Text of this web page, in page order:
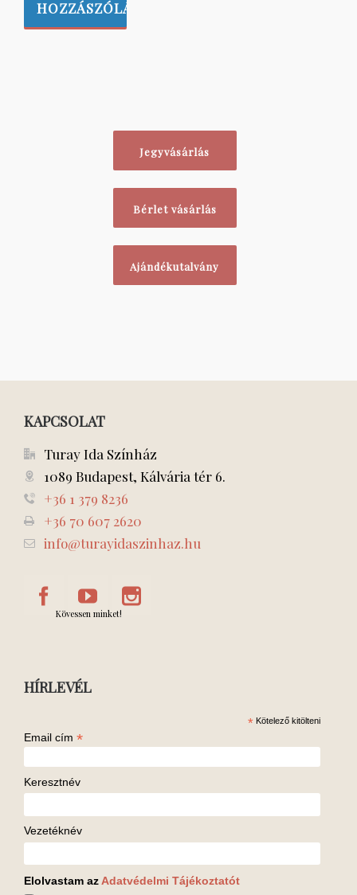
Jegyvásárlás
Bérlet vásárlás
Ajándékutalvány
KAPCSOLAT
Turay Ida Színház
1089 Budapest, Kálvária tér 6.
+36 1 379 8236
+36 70 607 2620
info@turayidaszinhaz.hu
Kövessen minket!
HÍRLEVÉL
* Kötelező kitölteni
Email cím *
Keresztnév
Vezetéknév
Elolvastam az Adatvédelmi Tájékoztatót